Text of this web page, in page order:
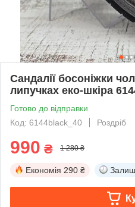
Сандалії босоніжки
липучках еко-шкіра
Готово до відправки
Код: 6144black_40
Роздріб
990 ₴ 1 280 ₴
Економія 290 ₴